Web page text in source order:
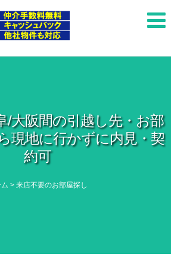
/大阪間の引越し先・お部
現地に行かずに内見・契
約可
>来店不要のお部屋探し